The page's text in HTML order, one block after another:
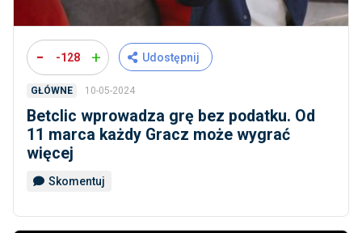
- -128 + Udostępnij
GŁÓWNE 10-05-2024
Betclic wprowadza grę bez podatku. Od
11 marca każdy Gracz może wygrać
więcej
Skomentuj